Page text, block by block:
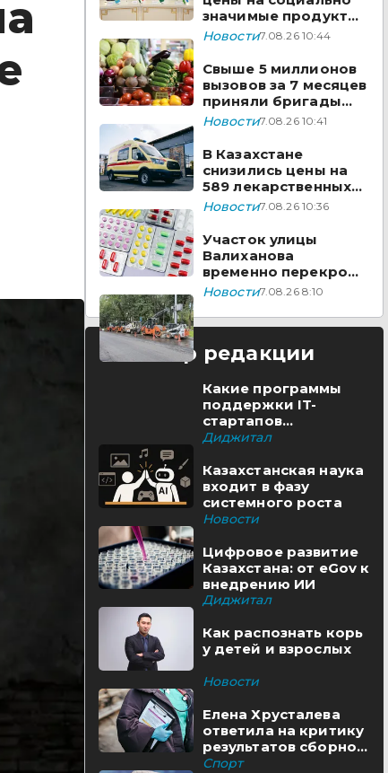
значимые продукты
за неделю
Новости7.08.26 10:44
Свыше 5 миллионов
вызовов за 7 месяцев
приняли бригады
скорой помощи
Новости7.08.26 10:41
В Казахстане
снизились цены на
589 лекарственных
препаратов
Новости7.08.26 10:36
Участок улицы
Валиханова
временно перекроют
в Астане
Новости7.08.26 8:10
Выбор редакции
Какие программы
поддержки IT-
стартапов
реализуются в
Диджитал
Казахстанская наука
входит в фазу
системного роста
Новости
Цифровое развитие
Казахстана: от eGov к
внедрению ИИ
Диджитал
Как распознать корь
у детей и взрослых
Новости
Елена Хрусталева
ответила на критику
результатов сборной
Казахстана
Спорт